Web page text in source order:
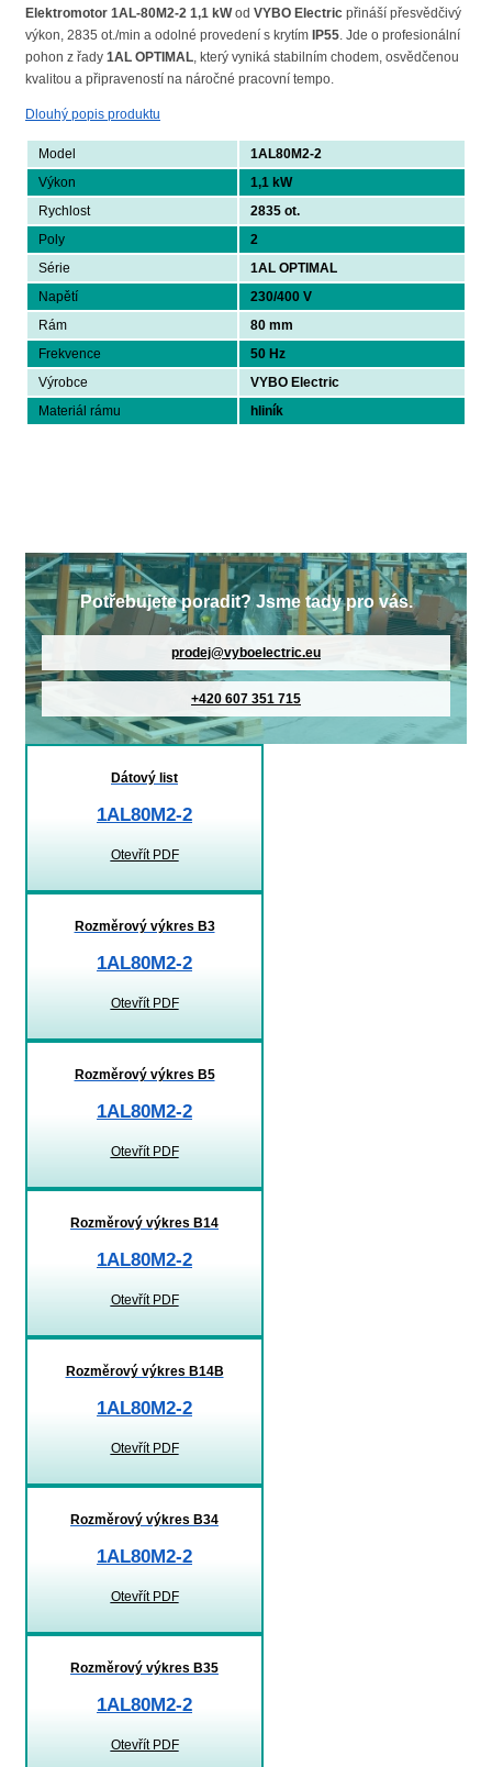
2835
ot./min,
400
V,
80M2-
2
množství
Elektromotor 1AL-80M2-2 1,1 kWod VYBO Electric přináší přesvědčivý
výkon, 2835 ot./min a odolné provedení s krytím IP55. Jde o profesionální
pohon z řady 1AL OPTIMAL, který vyniká stabilním chodem, osvědčenou
kvalitou a připraveností na náročné pracovní tempo.
Dlouhý popis produktu
Model
1AL80M2-2
Výkon
1,1 kW
Rychlost
2835 ot.
Poly
2
Série
1AL OPTIMAL
Napětí
230/400 V
Rám
80 mm
Frekvence
50 Hz
Výrobce
VYBO Electric
Materiál rámu
hliník
Potřebujete poradit? Jsme tady pro vás.
prodej@vyboelectric.eu
+420 607 351 715
Dátový list
1AL80M2-2
Otevřít PDF
Rozměrový výkres B3
1AL80M2-2
Otevřít PDF
Rozměrový výkres B5
1AL80M2-2
Otevřít PDF
Rozměrový výkres B14
1AL80M2-2
Otevřít PDF
Rozměrový výkres B14B
1AL80M2-2
Otevřít PDF
Rozměrový výkres B34
1AL80M2-2
Otevřít PDF
Rozměrový výkres B35
1AL80M2-2
Otevřít PDF